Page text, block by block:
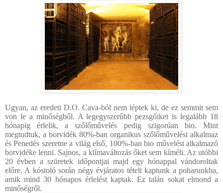
Ugyan, az eredeti D.O. Cava-ból nem léptek ki, de ez semmit sem
von le a minőségből. A legegyszerűbb pezsgőiket is legalább 18
hónapig érlelik, a szőlőművelés pedig szigorúan bio. Mint
megtudtuk, a borvidék 80%-ban organikus szőlőművelést alkalmaz
ésPenedès szeretne a világ első, 100%-ban bio művelést alkalmazó
borvidéke lenni. Sajnos, a klímaváltozás őket sem kíméli. Az utóbbi
20 évben a szüretek időpontjai majd egy hónappal vándoroltak
előre. A kóstoló során négy évjáratos tételt kaptunk a poharunkba,
amik mind 30 hónapos érlelést kaptak. Ez talán sokat elmond a
minőségről.